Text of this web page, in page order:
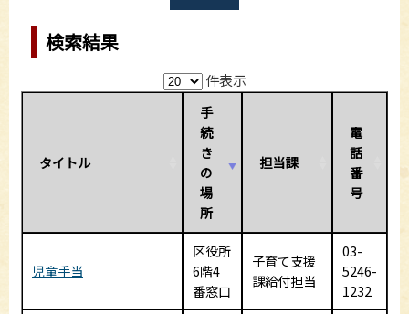
検索結果
件表示
タイトル
手
続
き
の
場
所
担当課
電
話
番
号
児童手当
区役所
6階4
番窓口
子育て支援
課給付担当
03-
5246-
1232